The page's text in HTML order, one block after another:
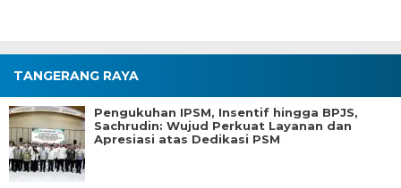
TANGERANG RAYA
Pengukuhan IPSM, Insentif hingga BPJS,
Sachrudin: Wujud Perkuat Layanan dan
Apresiasi atas Dedikasi PSM